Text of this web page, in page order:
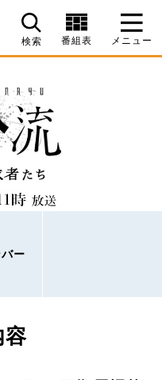
検索 番組表 メニュー
ー
容